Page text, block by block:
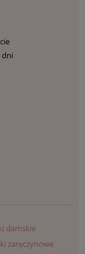
dni
damskie
zaręczynowe